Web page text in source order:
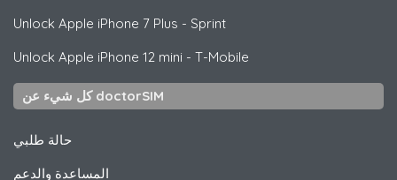
Unlock Apple iPhone 7 Plus - Sprint
Unlock Apple iPhone 12 mini - T-Mobile
كل شيء عن doctorSIM
حالة طلبي
المساعدة والدعم